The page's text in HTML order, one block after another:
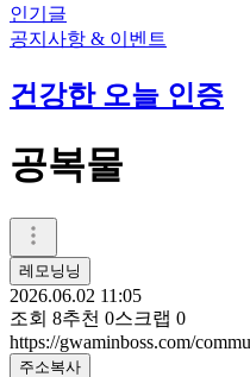
인기글
공지사항 & 이벤트
건강한 오늘 인증
공복물
레모닝닝
2026.06.02 11:05
조회 8추천 0스크랩 0
https://gwaminboss.com/
주소복사